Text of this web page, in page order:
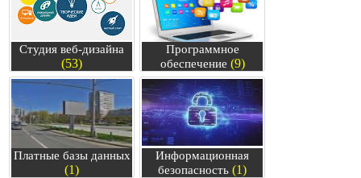
Студия веб-дизайна
(53)
Программное
обеспечение (9)
Платные базы данных
(1)
Информационная
безопасность (1)